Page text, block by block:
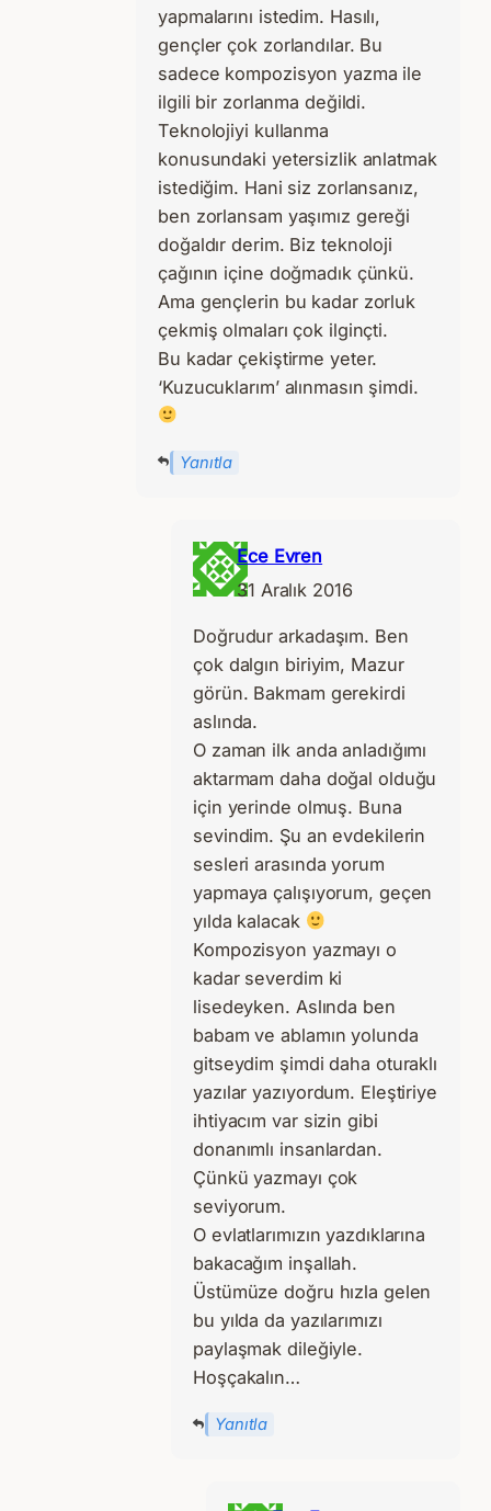
yapmalarını istedim. Hasılı,
gençler çok zorlandılar. Bu
sadece kompozisyon yazma ile
ilgili bir zorlanma değildi.
Teknolojiyi kullanma
konusundaki yetersizlik anlatmak
istediğim. Hani siz zorlansanız,
ben zorlansam yaşımız gereği
doğaldır derim. Biz teknoloji
çağının içine doğmadık çünkü.
Ama gençlerin bu kadar zorluk
çekmiş olmaları çok ilginçti.
Bu kadar çekiştirme yeter.
‘Kuzucuklarım’ alınmasın şimdi.
Yanıtla
Ece Evren
31 Aralık 2016
Doğrudur arkadaşım. Ben
çok dalgın biriyim, Mazur
görün. Bakmam gerekirdi
aslında.
O zaman ilk anda anladığımı
aktarmam daha doğal olduğu
için yerinde olmuş. Buna
sevindim. Şu an evdekilerin
sesleri arasında yorum
yapmaya çalışıyorum, geçen
yılda kalacak
Kompozisyon yazmayı o
kadar severdim ki
lisedeyken. Aslında ben
babam ve ablamın yolunda
gitseydim şimdi daha oturaklı
yazılar yazıyordum. Eleştiriye
ihtiyacım var sizin gibi
donanımlı insanlardan.
Çünkü yazmayı çok
seviyorum.
O evlatlarımızın yazdıklarına
bakacağım inşallah.
Üstümüze doğru hızla gelen
bu yılda da yazılarımızı
paylaşmak dileğiyle.
Hoşçakalın…
Yanıtla